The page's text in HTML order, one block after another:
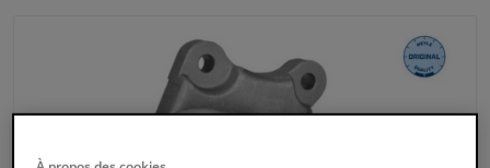
Refroidissement & chauffage